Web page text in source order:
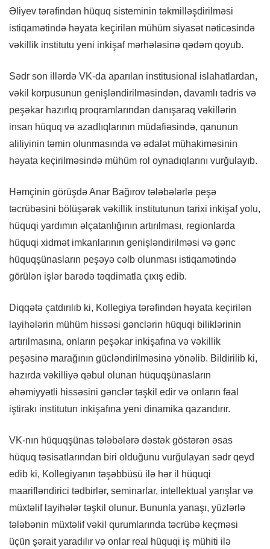
Əliyev tərəfindən hüquq sisteminin təkmilləşdirilməsi
istiqamətində həyata keçirilən mühüm siyasət nəticəsində
vəkillik institutu yeni inkişaf mərhələsinə qədəm qoyub.
Sədr son illərdə VK-da aparılan institusional islahatlardan,
vəkil korpusunun genişləndirilməsindən, davamlı tədris və
peşəkar hazırlıq proqramlarından danışaraq vəkillərin
insan hüquq və azadlıqlarının müdafiəsində, qanunun
aliliyinin təmin olunmasında və ədalət mühakiməsinin
həyata keçirilməsində mühüm rol oynadıqlarını vurğulayıb.
Həmçinin görüşdə Anar Bağırov tələbələrlə peşə
təcrübəsini bölüşərək vəkillik institutunun tarixi inkişaf yolu,
hüquqi yardımın əlçatanlığının artırılması, regionlarda
hüquqi xidmət imkanlarının genişləndirilməsi və gənc
hüquqşünasların peşəyə cəlb olunması istiqamətində
görülən işlər barədə təqdimatla çıxış edib.
Diqqətə çatdırılıb ki, Kollegiya tərəfindən həyata keçirilən
layihələrin mühüm hissəsi gənclərin hüquqi biliklərinin
artırılmasına, onların peşəkar inkişafına və vəkillik
peşəsinə marağının gücləndirilməsinə yönəlib. Bildirilib ki,
hazırda vəkilliyə qəbul olunan hüquqşünasların
əhəmiyyətli hissəsini gənclər təşkil edir və onların fəal
iştirakı institutun inkişafına yeni dinamika qazandırır.
VK-nın hüquqşünas tələbələrə dəstək göstərən əsas
hüquq təsisatlarından biri olduğunu vurğulayan sədr qeyd
edib ki, Kollegiyanın təşəbbüsü ilə hər il hüquqi
maarifləndirici tədbirlər, seminarlar, intellektual yarışlar və
müxtəlif layihələr təşkil olunur. Bununla yanaşı, yüzlərlə
tələbənin müxtəlif vəkil qurumlarında təcrübə keçməsi
üçün şərait yaradılır və onlar real hüquqi iş mühiti ilə